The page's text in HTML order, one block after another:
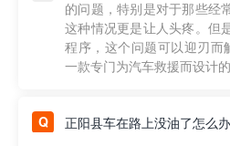
的问题，特别是对于那些经
这种情况更是让人头疼。但
程序，这个问题可以迎刃而
一款专门为汽车救援而设计
正阳县车在路上没油了怎么办